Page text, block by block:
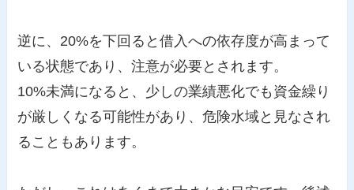
逆に、20%を下回ると借入への依存度が高まって
いる状態であり、注意が必要とされます。
10%未満になると、少しの業績悪化でも資金繰り
が厳しくなる可能性があり、危険水域と見なされ
ることもあります。